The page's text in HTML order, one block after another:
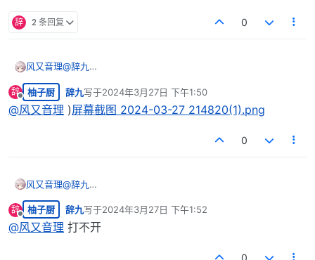
辞 2 条回复 0
风又音理@辞九
辞
离线
柚子厨 辞九写于2024年3月27日 下午1:50
最后由 编辑
@风又音理 )屏幕截图 2024-03-27 214820(1).png
0
风又音理@辞九
辞
离线
柚子厨 辞九写于2024年3月27日 下午1:52
最后由 编辑
@风又音理 打不开
0